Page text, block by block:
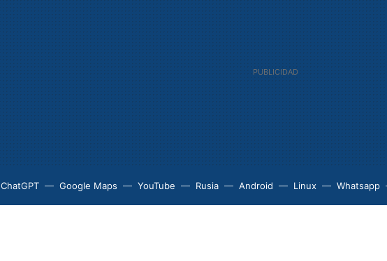
ChatGPT Google Maps YouTube Rusia Android Linux Whatsapp